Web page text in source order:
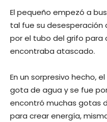
El pequeño empezó a
tal fue su
por el tubo del grifo para
encontraba atascado.
En un sorpresivo hecho,
gota de agua y se fue
encontró muchas gotas
para crear energía,